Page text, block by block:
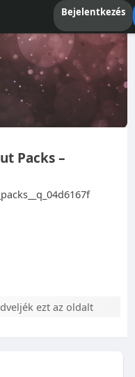
Bejelentkezés
Packs –
ezt az oldalt